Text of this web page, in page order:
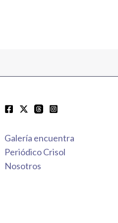
Galería encuentra
Periódico Crisol
Nosotros